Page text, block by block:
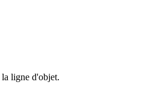
la ligne d'objet.